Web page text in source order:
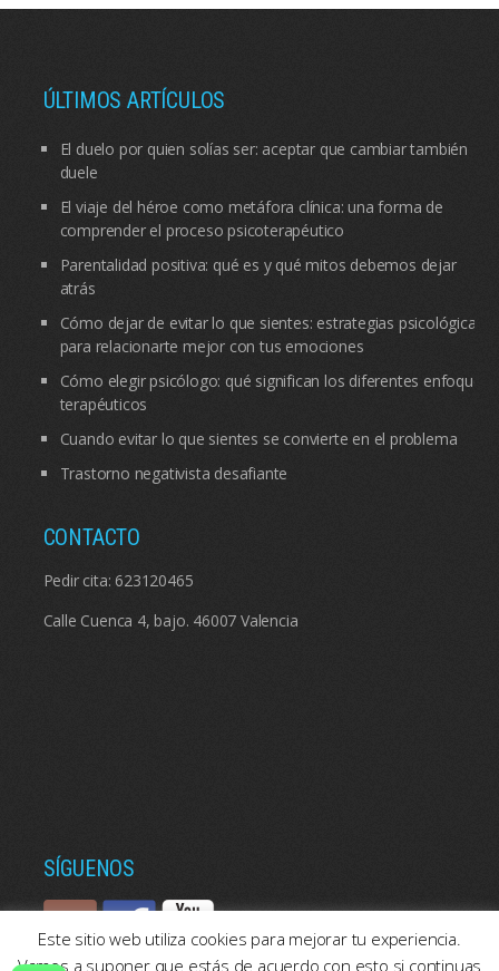
ÚLTIMOS ARTÍCULOS
El duelo por quien solías ser: aceptar que cambiar también
duele
El viaje del héroe como metáfora clínica: una forma de
comprender el proceso psicoterapéutico
Parentalidad positiva: qué es y qué mitos debemos dejar
atrás
Cómo dejar de evitar lo que sientes: estrategias psicológicas
para relacionarte mejor con tus emociones
Cómo elegir psicólogo: qué significan los diferentes enfoques
terapéuticos
Cuando evitar lo que sientes se convierte en el problema
Trastorno negativista desafiante
CONTACTO
Pedir cita: 623120465
Calle Cuenca 4, bajo. 46007 Valencia
SÍGUENOS
Este sitio web utiliza cookies para mejorar tu experiencia.
Vamos a suponer que estás de acuerdo con esto si continuas